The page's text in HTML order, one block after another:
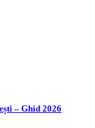
– Ghid 2026